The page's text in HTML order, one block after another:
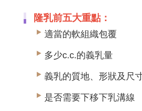
隆乳前五大重點：
適當的軟組織包覆
多少c.c.的義乳量
義乳的質地、形狀及尺
是否需要下移下乳溝線